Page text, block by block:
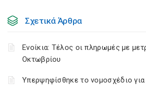
Σχετικά Άρθρα
Ενοίκια: Τέλος οι πληρωμές με
Οκτωβρίου
Υπερψηφίσθηκε το νομοσχέδιο για